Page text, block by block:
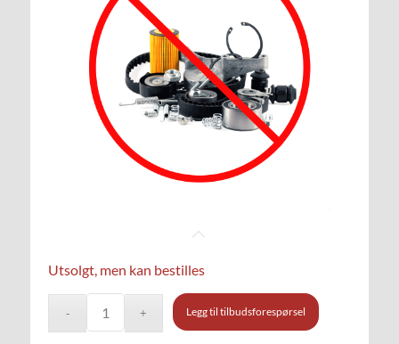
Utsolgt, men kan bestilles
Legg til tilbudsforespørsel